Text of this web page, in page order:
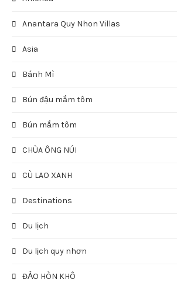
Anantara Quy Nhon Villas
Asia
Bánh Mì
Bún đậu mắm tôm
Bún mắm tôm
CHÙA ÔNG NÚI
CÙ LAO XANH
Destinations
Du lịch
Du lịch quy nhơn
ĐẢO HÒN KHÔ